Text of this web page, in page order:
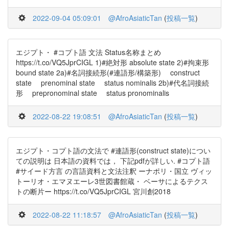
2022-09-04 05:09:01 @AfroAsiaticTan (投稿一覧)
エジプト・ #コプト語 文法 Status名称まとめ
https://t.co/VQ5JprCIGL 1)#絶対形 absolute state 2)#拘束形
bound state 2a)#名詞接続形(#連語形/構築形) construct
state prenominal state status nominalis 2b)#代名詞接続
形 prepronominal state status pronominalis
2022-08-22 19:08:51 @AfroAsiaticTan (投稿一覧)
エジプト・コプト語の文法で #連語形(construct state)につい
ての説明は 日本語の資料では， 下記pdfが詳しい. #コプト語
#サイード方言 の言語資料と文法注釈 ーナポリ・国立 ヴィッ
トーリオ・エマヌエーレ3世図書館蔵・ ベーサによるテクス
トの断片ー https://t.co/VQ5JprCIGL 宮川創2018
2022-08-22 11:18:57 @AfroAsiaticTan (投稿一覧)